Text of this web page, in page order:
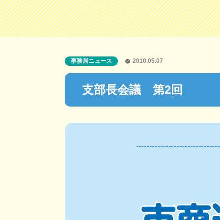
支部長会議 第2回
事務局ニュース 2010.05.07